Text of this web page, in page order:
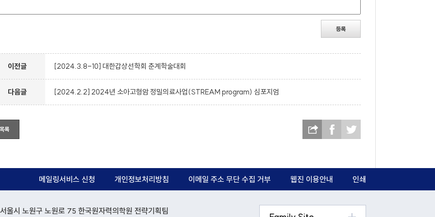
등록
이전글 [2024.3.8-10] 대한갑상선학회 춘계학술대회
다음글 [2024.2.2] 2024년 소아고형암 정밀의료사업(STREAM program) 심포지엄
목록
메일링서비스 신청 개인정보처리방침 이메일 주소 무단 수집 거부 웹진 이용안내 인쇄
울시 노원구 노원로 75 한국원자력의학원 전략기획팀